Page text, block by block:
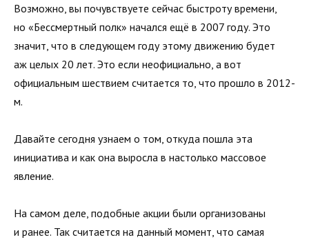
Возможно, вы почувствуете сейчас быстроту времени,
но «Бессмертный полк» начался ещё в 2007 году. Это
значит, что в следующем году этому движению будет
аж целых 20 лет. Это если неофициально, а вот
официальным шествием считается то, что прошло в 2012-
м.
Давайте сегодня узнаем о том, откуда пошла эта
инициатива и как она выросла в настолько массовое
явление.
На самом деле, подобные акции были организованы
и ранее. Так считается на данный момент, что самая